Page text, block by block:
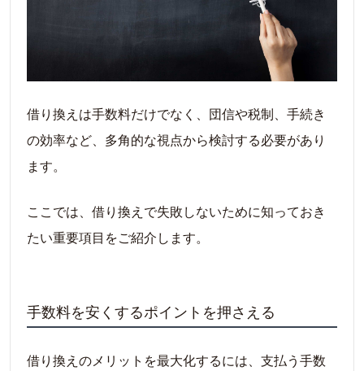
借り換えは手数料だけでなく、団信や税制、手続き
の効率など、多角的な視点から検討する必要があり
ます。
ここでは、借り換えで失敗しないために知っておき
たい重要項目をご紹介します。
手数料を安くするポイントを押さえる
借り換えのメリットを最大化するには、支払う手数